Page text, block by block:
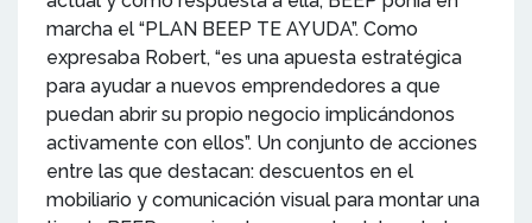
marcha el “PLAN BEEP TE AYUDA”. Como
expresaba Robert, “es una apuesta estratégica
para ayudar a nuevos emprendedores a que
puedan abrir su propio negocio implicándonos
activamente con ellos”. Un conjunto de acciones
entre las que destacan: descuentos en el
mobiliario y comunicación visual para montar una